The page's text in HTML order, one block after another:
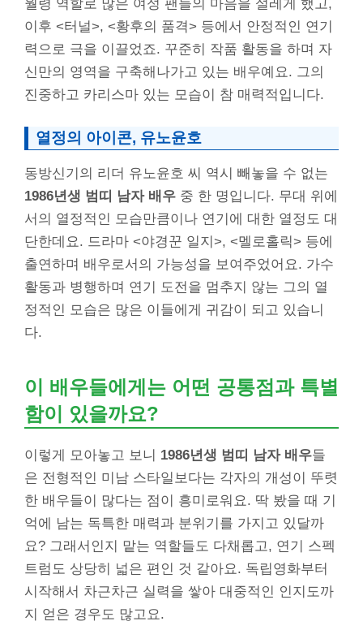
월령 역할로 많은 여성 팬들의 마음을 설레게 했고,
이후 <터널>, <황후의 품격> 등에서 안정적인 연기
력으로 극을 이끌었죠. 꾸준히 작품 활동을 하며 자
신만의 영역을 구축해나가고 있는 배우예요. 그의
진중하고 카리스마 있는 모습이 참 매력적입니다.
열정의 아이콘, 유노윤호
동방신기의 리더 유노윤호 씨 역시 빼놓을 수 없는
1986년생 범띠 남자 배우 중 한 명입니다. 무대 위에
서의 열정적인 모습만큼이나 연기에 대한 열정도 대
단한데요. 드라마 <야경꾼 일지>, <멜로홀릭> 등에
출연하며 배우로서의 가능성을 보여주었어요. 가수
활동과 병행하며 연기 도전을 멈추지 않는 그의 열
정적인 모습은 많은 이들에게 귀감이 되고 있습니
다.
이 배우들에게는 어떤 공통점과 특별
함이 있을까요?
이렇게 모아놓고 보니 1986년생 범띠 남자 배우들
은 전형적인 미남 스타일보다는 각자의 개성이 뚜렷
한 배우들이 많다는 점이 흥미로워요. 딱 봤을 때 기
억에 남는 독특한 매력과 분위기를 가지고 있달까
요? 그래서인지 맡는 역할들도 다채롭고, 연기 스펙
트럼도 상당히 넓은 편인 것 같아요. 독립영화부터
시작해서 차근차근 실력을 쌓아 대중적인 인지도까
지 얻은 경우도 많고요.